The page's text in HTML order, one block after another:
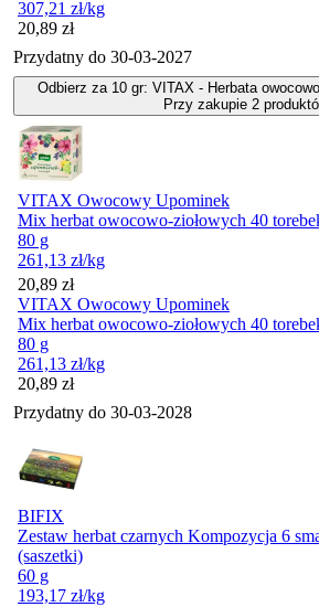
307,21 zł/kg
Cena
20,89 zł
Przydatny do 30-03-2027
Odbierz za 10 gr: VITAX - Herbata
Przy zakupie 2
VITAX Owocowy Upominek
Mix herbat owocowo-ziołowych 40
80 g
261,13 zł/kg
Cena
20,89 zł
VITAX Owocowy Upominek
Mix herbat owocowo-ziołowych 40
80 g
261,13 zł/kg
Cena
20,89 zł
Przydatny do 30-03-2028
BIFIX
Zestaw herbat czarnych Kompozycja 6
(saszetki)
60 g
193,17 zł/kg